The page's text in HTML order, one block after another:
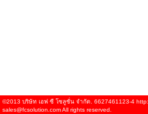
©2013 บริษัท เอฟ ซี โซลูชั่น จำกัด. 6627461123-4
sales@fcsolution.com All rights reserved.